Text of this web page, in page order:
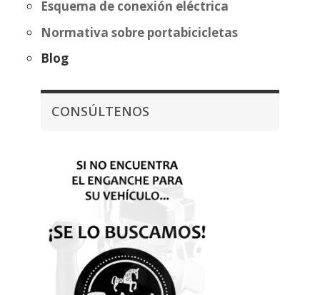
Esquema de conexión eléctrica
Normativa sobre portabicicletas
Blog
CONSÚLTENOS